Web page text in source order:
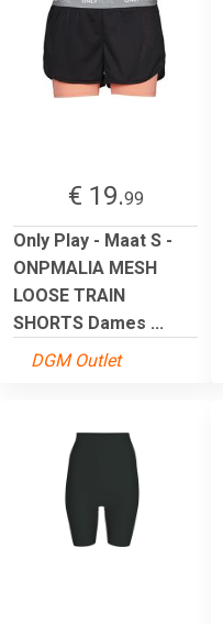
€ 19.99
Only Play - Maat S -
ONPMALIA MESH
LOOSE TRAIN
SHORTS Dames ...
DGM Outlet